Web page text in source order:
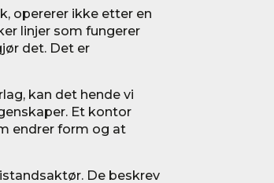
opererer ikke etter en
linjer som fungerer
det. Det er
kan det hende vi
Et kontor
endrer form og at
De beskrev